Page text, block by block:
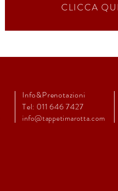
CLICCA
Info&Prenotazioni
Tel: 011 646 7427
info@tappetimarotta.com